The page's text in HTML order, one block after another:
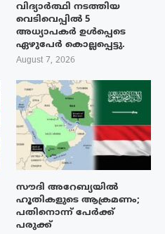
വിദ്യാർത്ഥി നടത്തിയ
വെടിവെപ്പിൽ 5
അധ്യാപകർ ഉൾപ്പെടെ
ഏഴുപേർ കൊല്ലപ്പെട്ടു.
August 7, 2026
സൗദി അറേബ്യയിൽ
ഹൂതികളുടെ ആക്രമണം;
പതിനൊന്ന് പേർക്ക്
പരുക്ക്